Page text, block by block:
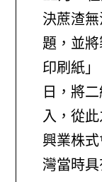
決蔗渣
題，並
印刷紙
日，將
入，從
興業株
灣當時